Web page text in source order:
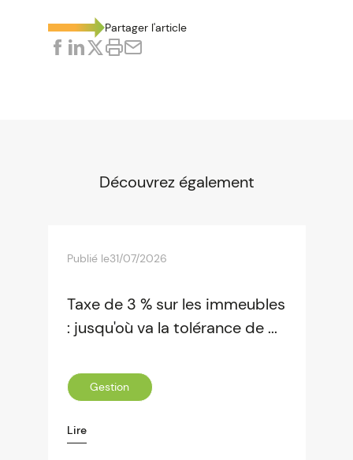
Partager l'article
Découvrez également
Publié le31/07/2026
Taxe de 3 % sur les immeubles
: jusqu'où va la tolérance de ...
Gestion
Lire